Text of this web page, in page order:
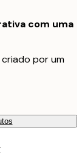
com uma
criado por um